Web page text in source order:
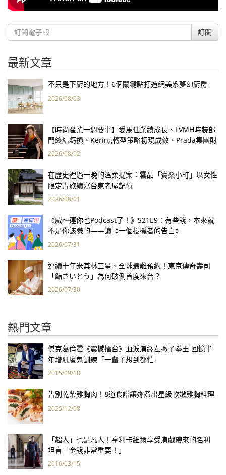
訂閱
最新文章
不只是下廚的地方！6個關鍵點打造網美系夢幻廚房
2026/08/03
【時尚產業一週要事】愛馬仕業績成長、LVMH時裝部
門終結虧損、Kering轉型策略初現成效、Prada集團財
報亮眼
2026/08/02
在歷史裡過一晚的溫柔提案：雲品「寶桑小町」以女性
限定青旅續寫台東老屋記憶
2026/08/01
《威～連你也Podcast了！》S21E9：有些錢，本來就
不是你該賺的——讀《一個投機者的告白》
2026/07/31
連續十年米其林三星、全球最難預約！東京傳奇壽司
「鮨さいとう」為何破例首度來台？
2026/07/30
熱門文章
傑克葛倫霍《震撼擂台》血淚演繹左撇子拳王 回憶半
年增肌魔鬼訓練「一輩子想到都怕」
2015/09/18
告別乾柴雞胸肉！8道食譜讓妳煮出星級軟嫩雞胸料理
2025/12/08
「超人」也是凡人！亨利卡維爾享受演戲帶來的名利
坦言「金錢非常重要！」
2016/03/15